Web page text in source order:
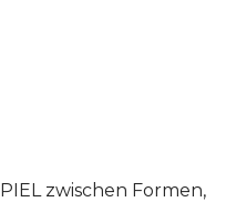
zwischen Formen,